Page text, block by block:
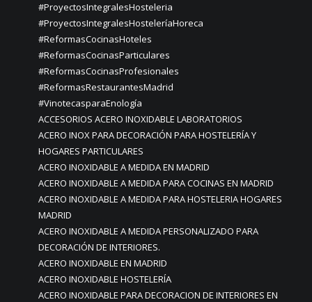
#ProyectosIntegralesHosteleria
#ProyectosIntegralesHosteleríaHoreca
#ReformasCocinasHoteles
#ReformasCocinasParticulares
#ReformasCocinasProfesionales
#ReformasRestaurantesMadrid
#VinotecasparaEnología
ACCESORIOS ACERO INOXIDABLE LABORATORIOS
ACERO INOX PARA DECORACIÓN PARA HOSTELERÍA Y
HOGARES PARTICULARES
ACERO INOXIDABLE A MEDIDA EN MADRID
ACERO INOXIDABLE A MEDIDA PARA COCINAS EN MADRID
ACERO INOXIDABLE A MEDIDA PARA HOSTELERIA HOGARES
MADRID
ACERO INOXIDABLE A MEDIDA PERSONALIZADO PARA
DECORACIÓN DE INTERIORES.
ACERO INOXIDABLE EN MADRID
ACERO INOXIDABLE HOSTELERÍA
ACERO INOXIDABLE PARA DECORACION DE INTERIORES EN